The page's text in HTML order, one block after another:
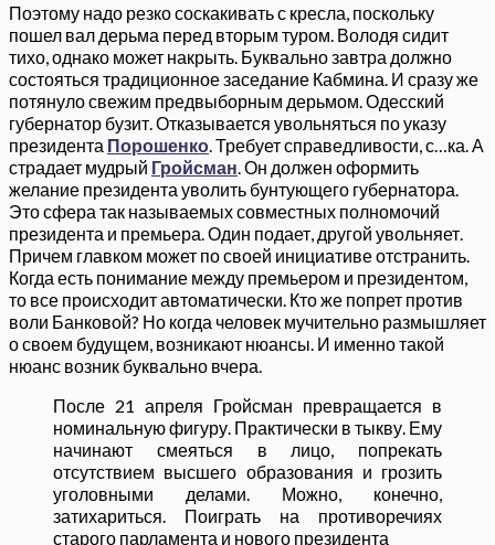
Поэтому надо резко соскакивать с кресла, поскольку
пошел вал дерьма перед вторым туром. Володя сидит
тихо, однако может накрыть. Буквально завтра должно
состояться традиционное заседание Кабмина. И сразу же
потянуло свежим предвыборным дерьмом. Одесский
губернатор бузит. Отказывается увольняться по указу
президента Порошенко. Требует справедливости, с…ка. А
страдает мудрый Гройсман. Он должен оформить
желание президента уволить бунтующего губернатора.
Это сфера так называемых совместных полномочий
президента и премьера. Один подает, другой увольняет.
Причем главком может по своей инициативе отстранить.
Когда есть понимание между премьером и президентом,
то все происходит автоматически. Кто же попрет против
воли Банковой? Но когда человек мучительно размышляет
о своем будущем, возникают нюансы. И именно такой
нюанс возник буквально вчера.
После 21 апреля Гройсман превращается в
номинальную фигуру. Практически в тыкву. Ему
начинают смеяться в лицо, попрекать
отсутствием высшего образования и грозить
уголовными делами. Можно, конечно,
затихариться. Поиграть на противоречиях
старого парламента и нового президента